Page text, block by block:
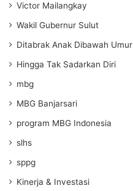
Victor Mailangkay
Wakil Gubernur Sulut
Ditabrak Anak Dibawah Umur
Hingga Tak Sadarkan Diri
mbg
MBG Banjarsari
program MBG Indonesia
slhs
sppg
Kinerja & Investasi